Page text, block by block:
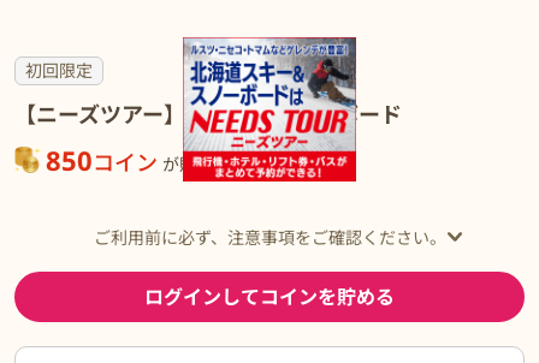
初回限定
【ニーズツアー】スキー＆スノーボード
850コイン が貯まる
ご利用前に必ず、注意事項をご確認ください。
ログインしてコインを貯める